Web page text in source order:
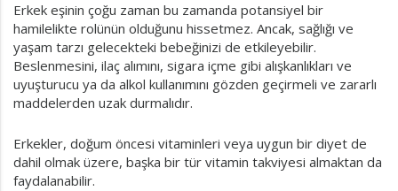
Erkek eşinin çoğu zaman bu zamanda potansiyel bir
hamilelikte rolünün olduğunu hissetmez. Ancak, sağlığı ve
yaşam tarzı gelecekteki bebeğinizi de etkileyebilir.
Beslenmesini, ilaç alımını, sigara içme gibi alışkanlıkları ve
uyuşturucu ya da alkol kullanımını gözden geçirmeli ve zararlı
maddelerden uzak durmalıdır.
Erkekler, doğum öncesi vitaminleri veya uygun bir diyet de
dahil olmak üzere, başka bir tür vitamin takviyesi almaktan da
faydalanabilir.